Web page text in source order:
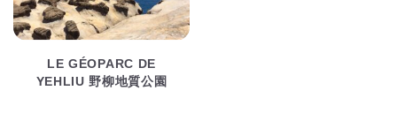
LE GÉOPARC DE
YEHLIU 野柳地質公園